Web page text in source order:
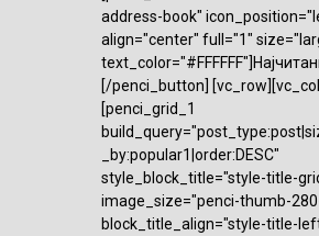
address-book"
align="center" full="1"
[/penci_button]
[penci_grid_1
_by:popular1|order:DESC"
style_block_title="style-title-
image_size="penci-thumb-
block_title_align="style-title-